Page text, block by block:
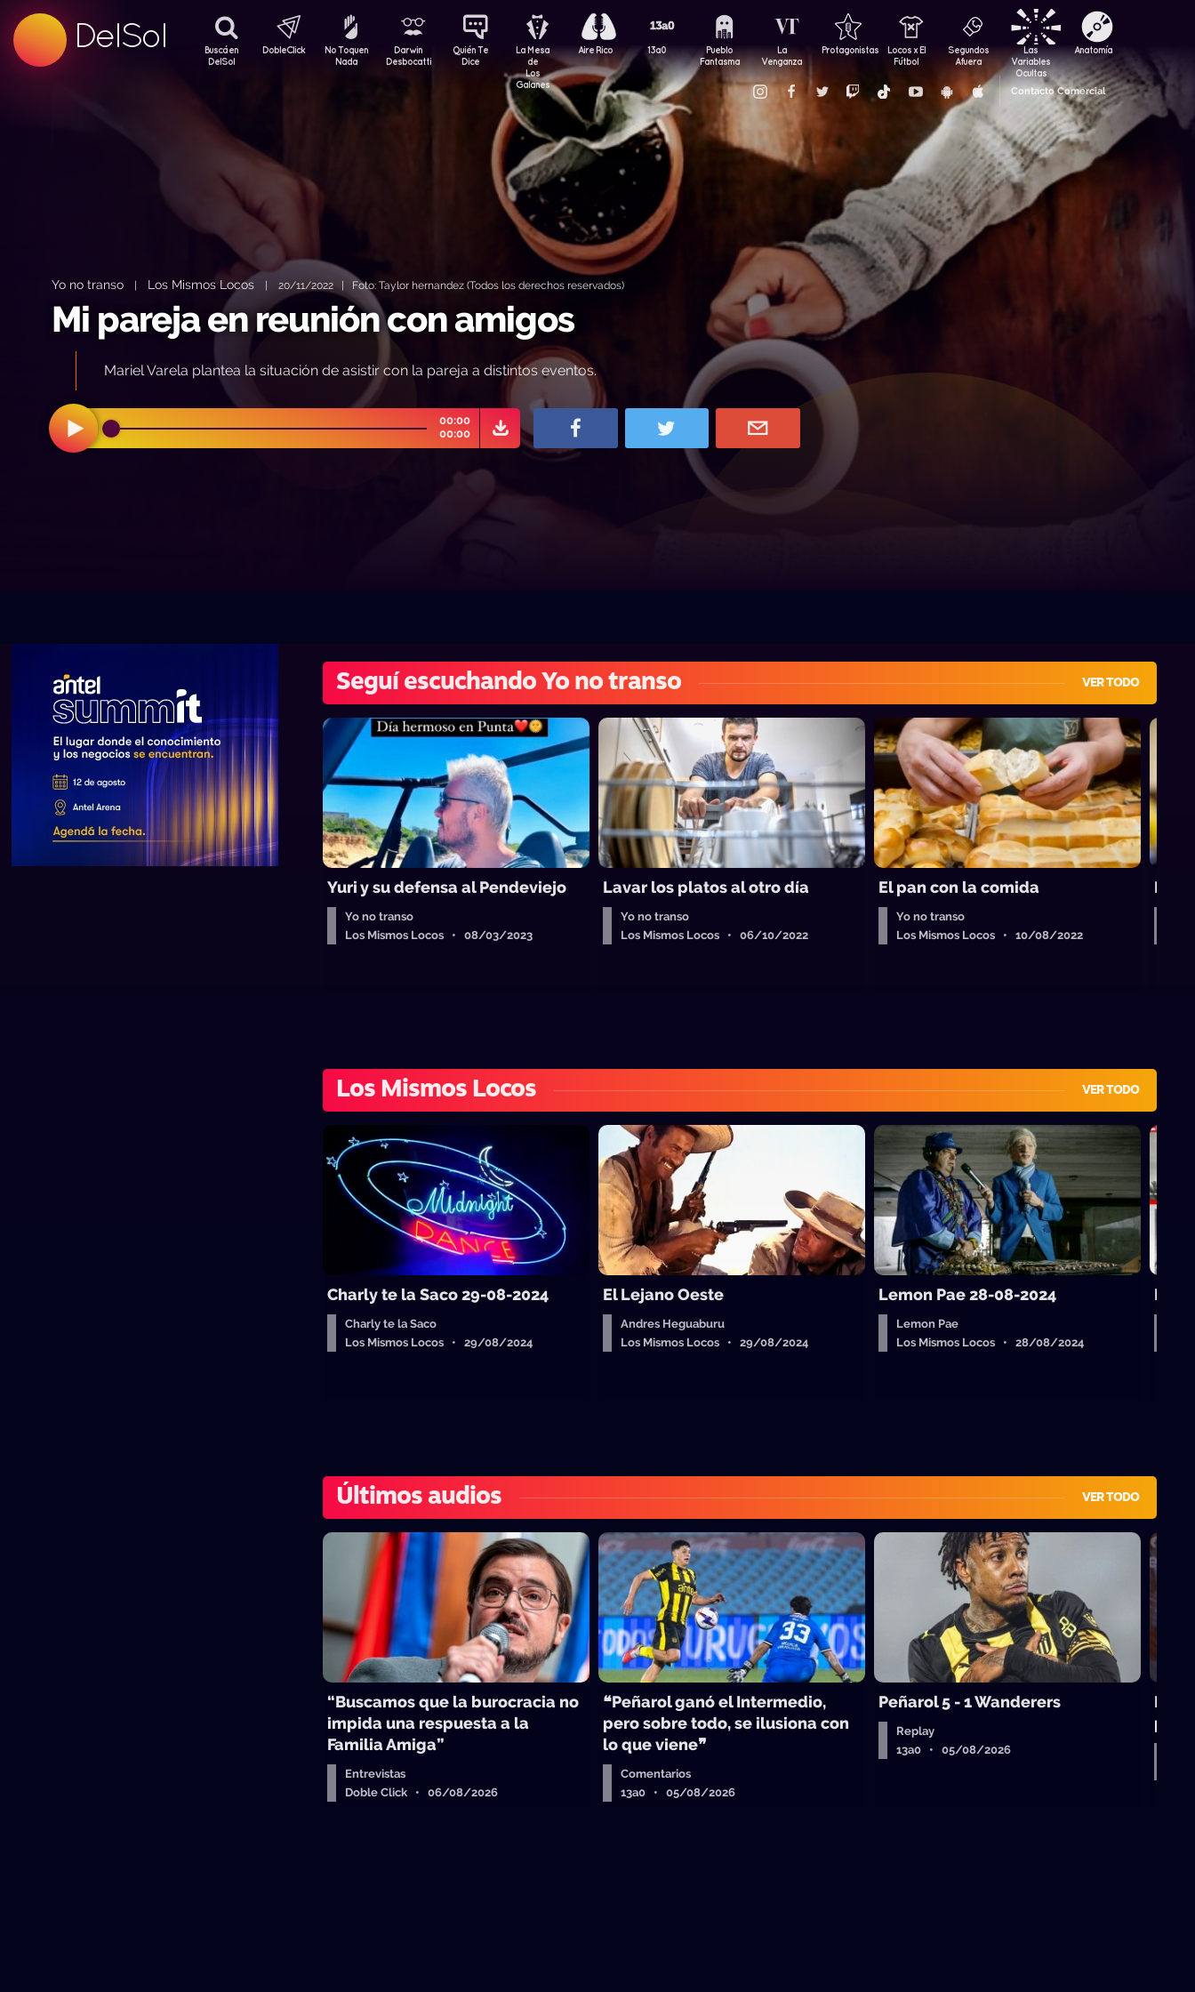
DelSol
99.5 FM
Buscá en
DelSol
DobleClick
No Toquen
Nada
Darwin
Desbocatti
Quién Te
Dice
La Mesa
de
Los
Galanes
Aire Rico 13a0
Pueblo
Fantasma
La
Venganza
Protagonistas
Locos x El
Fútbol
Segundos
Afuera
Las
Variables
Ocultas
Anatomía
Contacto Comercial
Yo no transo| Los Mismos Locos | 20/11/2022 | Foto: Taylor hernandez (Todos los derechos reservados)
Mi pareja en reunión con amigos
Mariel Varela plantea la situación de asistir con la pareja a distintos eventos.
00:00
00:00
Seguí escuchando Yo no transo VER TODO
Yuri y su defensa al Pendeviejo
Yo no transo
Los Mismos Locos • 08/03/2023
Lavar los platos al otro día
Yo no transo
Los Mismos Locos • 06/10/2022
El pan con la comida
Yo no transo
Los Mismos Locos • 10/08/2022
La
Los Mismos Locos VER TODO
Charly te la Saco 29-08-2024
Charly te la Saco
Los Mismos Locos • 29/08/2024
El Lejano Oeste
Andres Heguaburu
Los Mismos Locos • 29/08/2024
Lemon Pae 28-08-2024
Lemon Pae
Los Mismos Locos • 28/08/2024
Les
Últimos audios VER TODO
“Buscamos que la burocracia no
impida una respuesta a la
Familia Amiga”
Entrevistas
Doble Click • 06/08/2026
❝Peñarol ganó el Intermedio,
pero sobre todo, se ilusiona con
lo que viene❞
Comentarios
13a0 • 05/08/2026
Peñarol 5 - 1 Wanderers
Replay
13a0 • 05/08/2026